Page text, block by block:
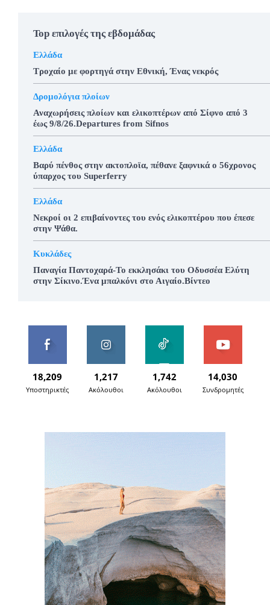
Top επιλογές της εβδομάδας
Ελλάδα
Τροχαίο με φορτηγά στην Εθνική, Ένας νεκρός
Δρομολόγια πλοίων
Αναχωρήσεις πλοίων και ελικοπτέρων από Σίφνο από 3
έως 9/8/26.Departures from Sifnos
Ελλάδα
Βαρύ πένθος στην ακτοπλοϊα, πέθανε ξαφνικά ο 56χρονος
ύπαρχος του Superferry
Ελλάδα
Νεκροί οι 2 επιβαίνοντες του ενός ελικοπτέρου που έπεσε
στην Ψάθα.
Κυκλάδες
Παναγία Παντοχαρά-Το εκκλησάκι του Οδυσσέα Ελύτη
στην Σίκινο.Ένα μπαλκόνι στο Αιγαίο.Βίντεο
18,209
Υποστηρικτές
1,217
Ακόλουθοι
1,742
Ακόλουθοι
14,030
Συνδρομητές